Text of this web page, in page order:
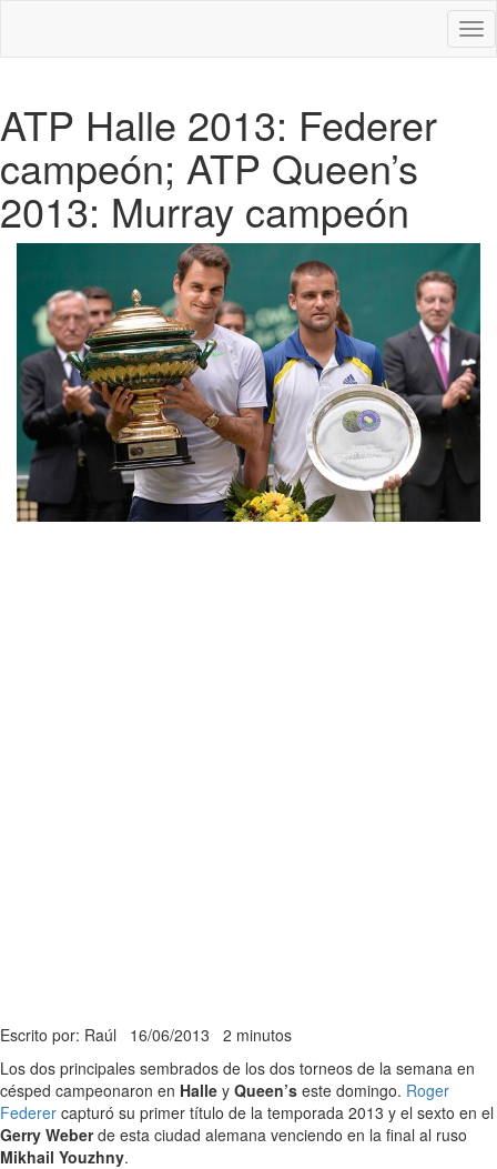
ATP Halle 2013: Federer
campeón; ATP Queen’s
2013: Murray campeón
Escrito por: Raúl 16/06/2013 2 minutos
Los dos principales sembrados de los dos torneos de la semana en
césped campeonaron en Halle y Queen’s este domingo. Roger
Federer capturó su primer título de la temporada 2013 y el sexto en el
Gerry Weberde esta ciudad alemana venciendo en la final al ruso
Mikhail Youzhny.